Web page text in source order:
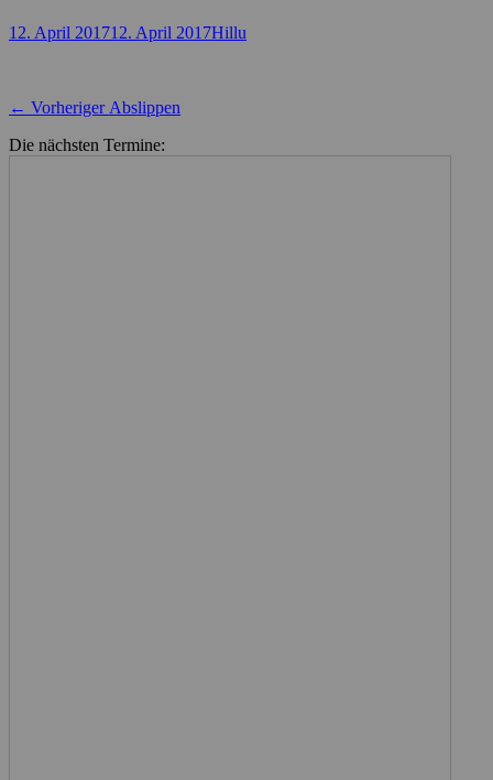
Posted
12. April 201712. April 2017Autor
Hillu
Beitragsnavigation
← Vorheriger Vorheriger
Abslippen
Die nächsten Termine: